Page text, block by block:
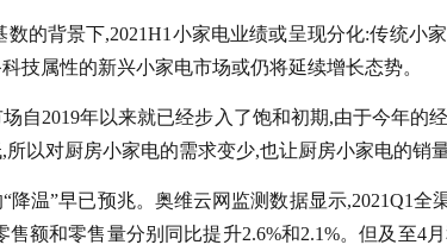
数的背景下,2021H1小家电业绩或呈现分化:传统小
技属性的新兴小家电市场或仍将延续增长态势。
自2019年以来就已经步入了饱和初期,由于今年的
以对厨房小家电的需求变少,也让厨房小家电的销
降温”早已预兆。奥维云网监测数据显示,2021Q1全
售额和零售量分别同比提升2.6%和2.1%。但及至4